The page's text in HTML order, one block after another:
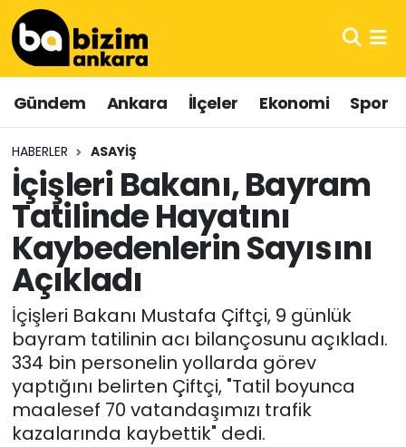
Gündem Ankara İlçeler Ekonomi Spor
HABERLER ASAYIŞ
İçişleri Bakanı, Bayram
Tatilinde Hayatını
Kaybedenlerin Sayısını
Açıkladı
İçişleri Bakanı Mustafa Çiftçi, 9 günlük
bayram tatilinin acı bilançosunu açıkladı.
334 bin personelin yollarda görev
yaptığını belirten Çiftçi, "Tatil boyunca
maalesef 70 vatandaşımızı trafik
kazalarında kaybettik" dedi.
Hava Durumu
Trafik Durumu
Süper Lig Puan Durumu ve Fikstür
Tüm Manşetler
Son Dakika Haberleri
Haber Arşivi